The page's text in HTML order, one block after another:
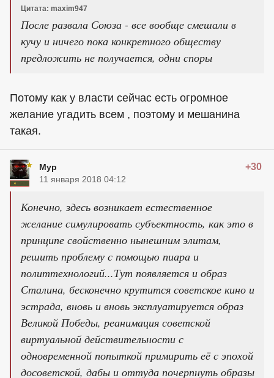
Цитата: maxim947
После развала Союза - все вообще смешали в
кучу и ничего пока конкретного обществу
предложить не получается, одни споры
Потому как у власти сейчас есть огромное
желание угадить всем , поэтому и мешанина
такая.
Мур +30
11 января 2018 04:12
Конечно, здесь возникает естественное
желание симулировать субъектность, как это в
принципе свойственно нынешним элитам,
решить проблему с помощью пиара и
политтехнологий...Тут появляется и образ
Сталина, бесконечно крутится советское кино и
эстрада, вновь и вновь эксплуатируется образ
Великой Победы, реанимация советской
виртуальной действительности с
одновременной попыткой примирить её с эпохой
досоветской, дабы и оттуда почерпнуть образы